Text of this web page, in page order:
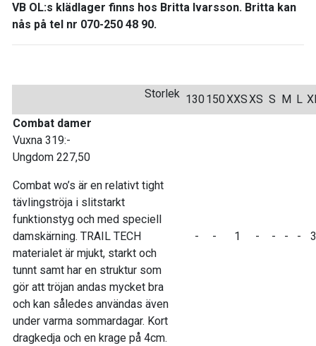
VB OL:s klädlager finns hos Britta Ivarsson. Britta kan
nås på tel nr 070-250 48 90.
Storlek 130 150XXSXS S M L
Combat damer
Vuxna 319:-
Ungdom 227,50
Combat wo’s är en relativt tight
tävlingströja i slitstarkt
funktionstyg och med speciell
damskärning. TRAIL TECH
materialet är mjukt, starkt och
tunnt samt har en struktur som
gör att tröjan andas mycket bra
och kan således användas även
under varma sommardagar. Kort
dragkedja och en krage på 4cm.
- - 1 - - - - 3